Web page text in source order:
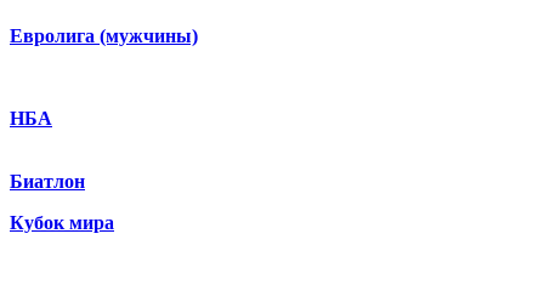
Евролига (мужчины)
НБА
Биатлон
Кубок мира